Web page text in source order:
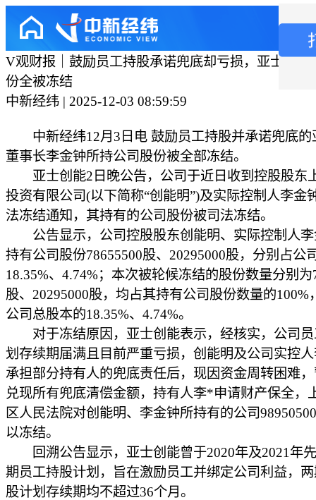
V观财报｜鼓励员工持股承诺兜底却亏损，亚士创能
份全被冻结
中新经纬 | 2025-12-03 08:59:59
中新经纬12月3日电 鼓励员工持股并承诺兜底的
董事长李金钟所持公司股份被全部冻结。
亚士创能2日晚公告，公司于近日收到控股股东
投资有限公司(以下简称“创能明”)及实际控制人李金
法冻结通知，其持有的公司股份被司法冻结。
公告显示，公司控股股东创能明、实际控制人李
持有公司股份78655500股、20295000股，分别占公
18.35%、4.74%；本次被轮候冻结的股份数量分别为
股、20295000股，均占其持有公司股份数量的100%
公司总股本的18.35%、4.74%。
对于冻结原因，亚士创能表示，经核实，公司员
划存续期届满且目前严重亏损，创能明及公司实控
承担部分持有人的兜底责任后，现因资金周转困难
兑现所有兜底清偿金额，持有人李*申请财产保全，
区人民法院对创能明、李金钟所持有的公司
以冻结。
回溯公告显示，亚士创能曾于2020年及2021年
期员工持股计划，旨在激励员工并绑定公司利益，
股计划存续期均不超过36个月。